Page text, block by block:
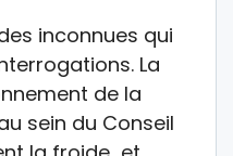
inconnues qui
La
de la
sein du Conseil